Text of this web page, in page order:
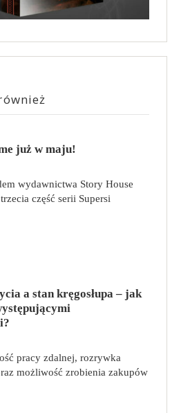
już w maju!
wydawnictwa Story House
część serii Supersi
Maupome. Ten tom nosi tytuł
są. W tej serii autorzy
jak poszukiwanie
samotności i odmienności pod
o superbohaterach. W
znalazło się w policyjnym
ścigane, dlatego będą musiały
znaleźć nowe schronienie…
a stan kręgosłupa – jak
pracy zdalnej, rozrywka
możliwość zrobienia zakupów
zmniejsza się nasza aktywność